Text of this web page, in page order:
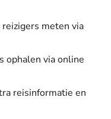
meten via
ophalen via online
reisinformatie en